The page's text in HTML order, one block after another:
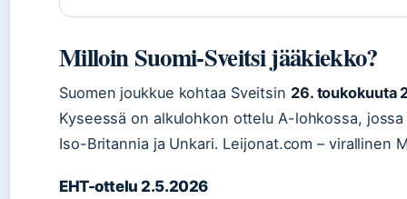
Milloin Suomi-Sveitsi jääkiekko?
Suomen joukkue kohtaa Sveitsin 26. toukokuuta
Kyseessä on alkulohkon ottelu A-lohkossa,
Iso-Britannia ja Unkari. Leijonat.com – virallinen
EHT-ottelu 2.5.2026